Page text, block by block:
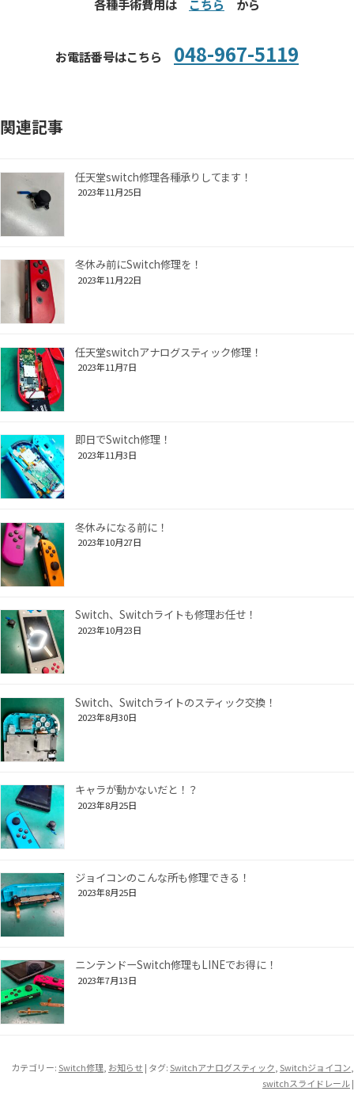
各種手術費用は こちら から
お電話番号はこちら 048-967-5119
関連記事
任天堂switch修理各種承りしてます！
2023年11月25日
冬休み前にSwitch修理を！
2023年11月22日
任天堂switchアナログスティック修理！
2023年11月7日
即日でSwitch修理！
2023年11月3日
冬休みになる前に！
2023年10月27日
Switch、Switchライトも修理お任せ！
2023年10月23日
Switch、Switchライトのスティック交換！
2023年8月30日
キャラが動かないだと！？
2023年8月25日
ジョイコンのこんな所も修理できる！
2023年8月25日
ニンテンドーSwitch修理もLINEでお得に！
2023年7月13日
カテゴリー: Switch修理 お知らせ | タグ: Switchアナログスティック Switchジョイコン
switchスライドレール|